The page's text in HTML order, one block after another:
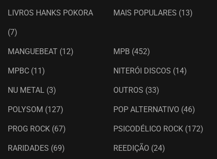
LIVROS HANKS POKORA
(7)
MAIS POPULARES (13)
MANGUEBEAT (12) MPB (452)
MPBC (11) NITERÓI DISCOS (14)
NU METAL (3) OUTROS (33)
POLYSOM (127) POP ALTERNATIVO (46)
PROG ROCK (67) PSICODÉLICO ROCK (172)
RARIDADES (69) REEDIÇÃO (24)